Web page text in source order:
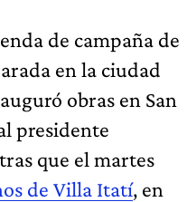
de campaña de
en la ciudad
obras en San
presidente
que el martes
de Villa Itatí, en